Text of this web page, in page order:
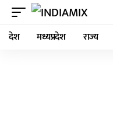
देश मध्यप्रदेश राज्य